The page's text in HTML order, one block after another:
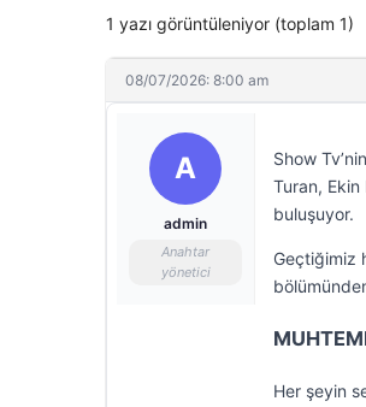
1 yazı görüntüleniyor (toplam 1)
08/07/2026: 8:00 am
A
admin
Anahtar
yönetici
Show
Turan, Ekin
buluşuyor.
Geçtiğimiz
Her şeyin